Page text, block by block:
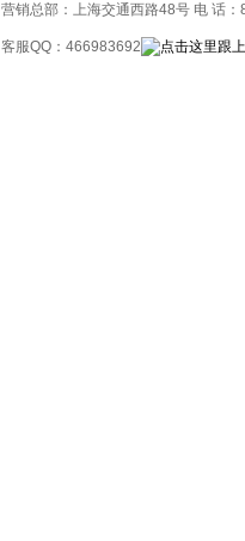
营销总部：上海交通西路48号 电 话
客服QQ：466983692